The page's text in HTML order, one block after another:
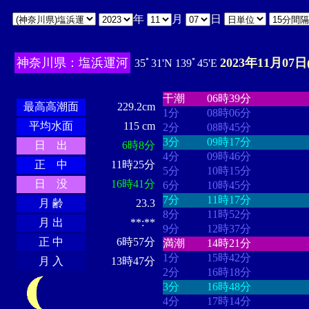
年 月 日
神奈川県：塩浜運河 35ﾟ31'N 139ﾟ45'E 2023年11月07
最高高潮面
229.2cm
平均水面
115 cm
日 出
6時8分
正 中
11時25分
日 没
16時41分
月 齢
23.3
月 出
**:**
正 中
6時57分
月 入
13時47分
干潮
06時39分
1分
08時06分
2分
08時45分
3分
09時17分
4分
09時46分
5分
10時15分
6分
10時45分
7分
11時17分
8分
11時52分
9分
12時37分
満潮
14時21分
1分
15時42分
2分
16時18分
3分
16時48分
4分
17時14分